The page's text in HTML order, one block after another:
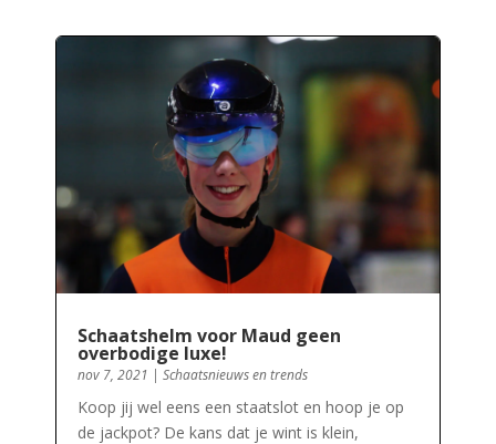
Schaatshelm voor Maud geen
overbodige luxe!
nov 7, 2021 | Schaatsnieuws en trends
Koop jij wel eens een staatslot en hoop je op
de jackpot? De kans dat je wint is klein,